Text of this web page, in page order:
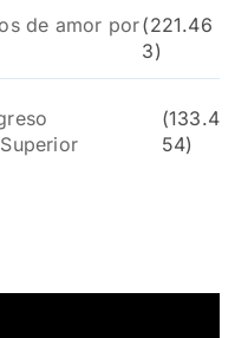
de amor por(221.46
3)
(133.4
54)